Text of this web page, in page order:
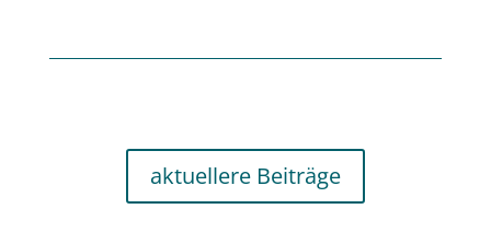
aktuellere Beiträge